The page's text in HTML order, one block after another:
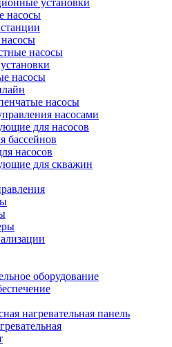
установки
насосы
насосы
насосы
насосы
насосами
для насосов
бассейнов
насосов
для скважин
оборудование
нагревательная панель